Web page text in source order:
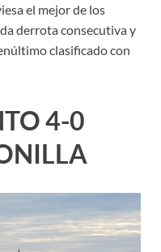
el mejor de los
derrota consecutiva y
clasificado con
4-0